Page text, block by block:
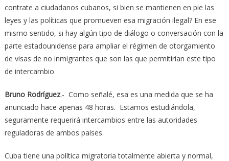
contrate a ciudadanos cubanos, si bien se mantienen en pie las
leyes y las políticas que promueven esa migración ilegal? En ese
mismo sentido, si hay algún tipo de diálogo o conversación con la
parte estadounidense para ampliar el régimen de otorgamiento
de visas de no inmigrantes que son las que permitirían este tipo
de intercambio.
Bruno Rodríguez.- Como señalé, esa es una medida que se ha
anunciado hace apenas 48 horas. Estamos estudiándola,
seguramente requerirá intercambios entre las autoridades
reguladoras de ambos países.
Cuba tiene una política migratoria totalmente abierta y normal,